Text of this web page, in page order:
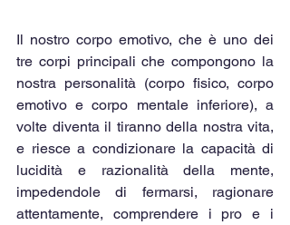
Il nostro corpo emotivo, che è uno dei
tre corpi principali che compongono la
nostra personalità (corpo fisico, corpo
emotivo e corpo mentale inferiore), a
volte diventa il tiranno della nostra vita,
e riesce a condizionare la capacità di
lucidità e razionalità della mente,
impedendole di fermarsi, ragionare
attentamente, comprendere i pro e i